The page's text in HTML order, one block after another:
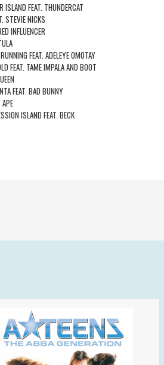
ISLAND FEAT. THUNDERCAT
STEVIE NICKS
INFLUENCER
FEAT. ADELEYE OMOTAY
FEAT. TAME IMPALA AND BOOT
FEAT. BAD BUNNY
ISLAND FEAT. BECK